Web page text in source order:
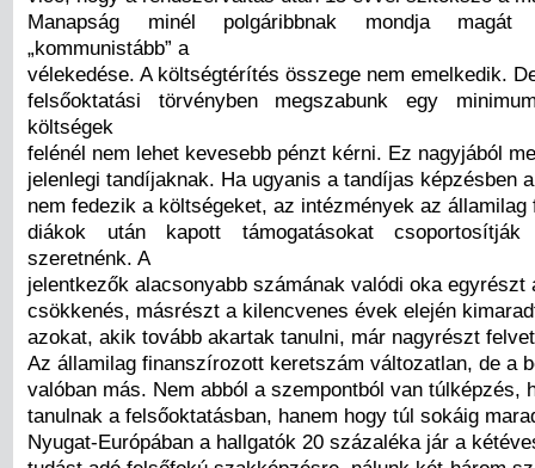
Manapság minél polgáribbnak mondja
„kommunistább” a
vélekedése. A költségtérítés összege nem emelkedik.
felsőoktatási törvényben megszabunk egy
költségek
felénél nem lehet kevesebb pénzt kérni. Ez nagyjából
jelenlegi tandíjaknak. Ha ugyanis a tandíjas képzésben
nem fedezik a költségeket, az intézmények az
diákok után kapott támogatásokat
szeretnénk. A
jelentkezők alacsonyabb számának valódi oka egyrészt
csökkenés, másrészt a kilencvenes évek elején
azokat, akik tovább akartak tanulni, már nagyrészt
Az államilag finanszírozott keretszám változatlan, de a
valóban más. Nem abból a szempontból van túlképzés,
tanulnak a felsőoktatásban, hanem hogy túl sokáig
Nyugat-Európában a hallgatók 20 százaléka jár a